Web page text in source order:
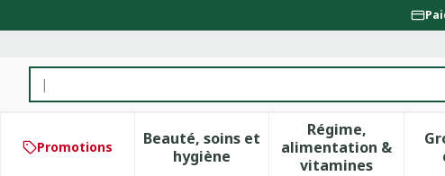
Rechercher
Promotions
Beauté, soins et
hygièneAfficher le sous-menu pour la
Régime,
alimentation &
vitamines
Afficher le